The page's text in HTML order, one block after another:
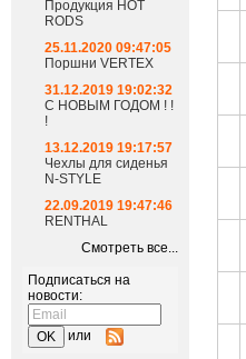
Продукция HOT
RODS
25.11.2020 09:47:05
Поршни VERTEX
31.12.2019 19:02:32
С НОВЫМ ГОДОМ ! !
!
13.12.2019 19:17:57
Чехлы для сиденья
N-STYLE
22.09.2019 19:47:46
RENTHAL
Смотреть все...
Подписаться на
новости:
или